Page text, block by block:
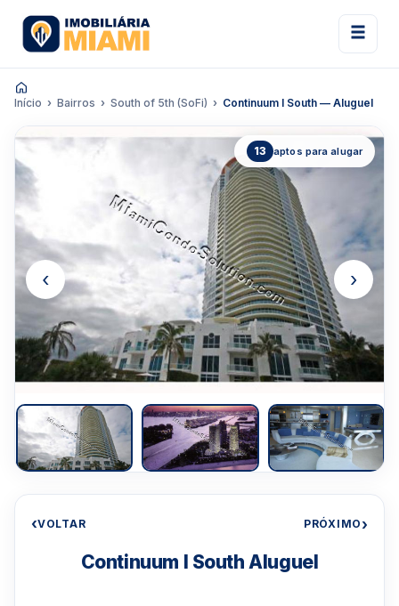
Início Bairros South of 5th (SoFi) Continuum I South — Aluguel
13 aptos para alugar
‹ ›
‹VOLTAR PRÓXIMO›
Continuum I South Aluguel